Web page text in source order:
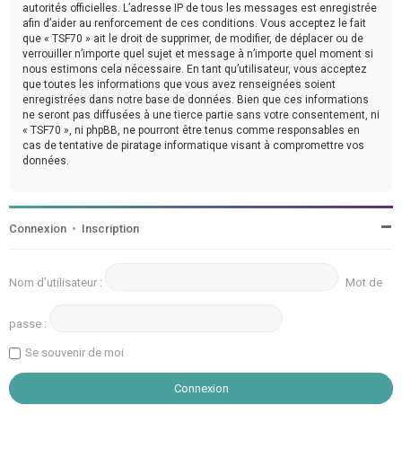
autorités officielles. L’adresse IP de tous les messages est enregistrée
afin d’aider au renforcement de ces conditions. Vous acceptez le fait
que « TSF70 » ait le droit de supprimer, de modifier, de déplacer ou de
verrouiller n’importe quel sujet et message à n’importe quel moment si
nous estimons cela nécessaire. En tant qu’utilisateur, vous acceptez
que toutes les informations que vous avez renseignées soient
enregistrées dans notre base de données. Bien que ces informations
ne seront pas diffusées à une tierce partie sans votre consentement, ni
« TSF70 », ni phpBB, ne pourront être tenus comme responsables en
cas de tentative de piratage informatique visant à compromettre vos
données.
Connexion • Inscription
Nom d’utilisateur : Mot de
passe :
Se souvenir de moi